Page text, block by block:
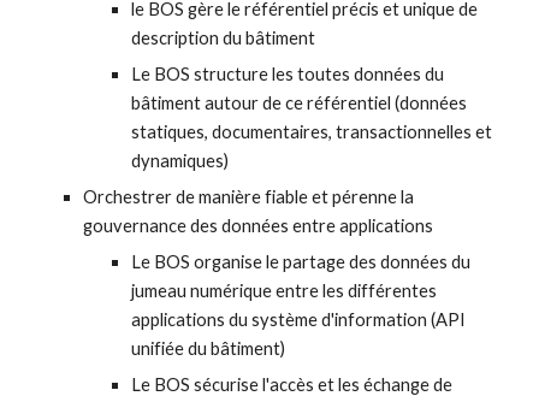
le BOS gère le référentiel précis et unique de
description du bâtiment
Le BOS structure les toutes données du
bâtiment autour de ce référentiel (données
statiques, documentaires, transactionnelles et
dynamiques)
Orchestrer de manière fiable et pérenne la
gouvernance des données entre applications
Le BOS organise le partage des données du
jumeau numérique entre les différentes
applications du système d'information (API
unifiée du bâtiment)
Le BOS sécurise l'accès et les échange de